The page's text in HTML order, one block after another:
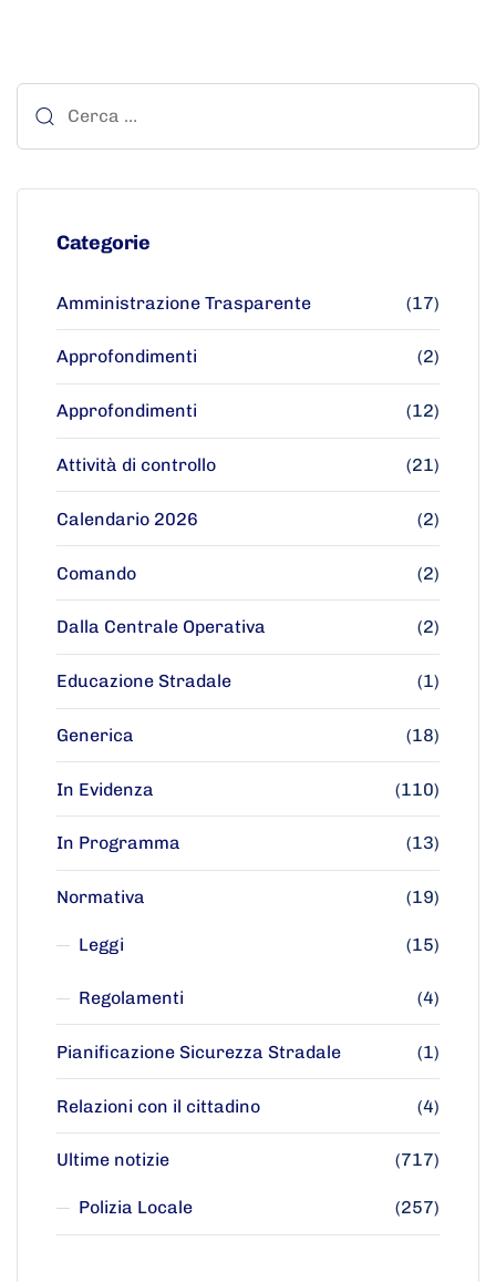
Categorie
Amministrazione Trasparente (17)
Approfondimenti (2)
Approfondimenti (12)
Attività di controllo (21)
Calendario 2026 (2)
Comando (2)
Dalla Centrale Operativa (2)
Educazione Stradale (1)
Generica (18)
In Evidenza (110)
In Programma (13)
Normativa (19)
Leggi (15)
Regolamenti (4)
Pianificazione Sicurezza Stradale (1)
Relazioni con il cittadino (4)
Ultime notizie (717)
Polizia Locale (257)